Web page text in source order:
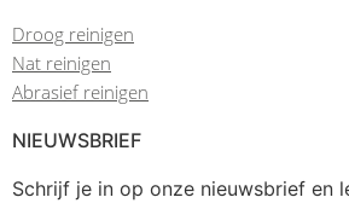
Droog reinigen
Nat reinigen
Abrasief reinigen
NIEUWSBRIEF
Schrijf je in op onze nieuwsbrief en